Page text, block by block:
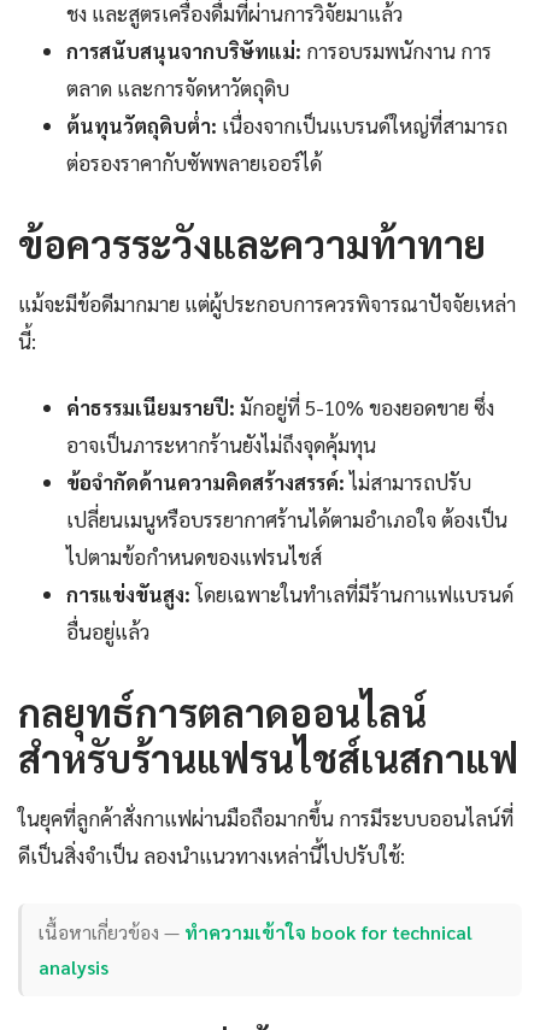
ชง และสูตรเครื่องดื่มที่ผ่านการวิจัยมาแล้ว
การสนับสนุนจากบริษัทแม่: การอบรมพนักงาน การ
ตลาด และการจัดหาวัตถุดิบ
ต้นทุนวัตถุดิบต่ำ: เนื่องจากเป็นแบรนด์ใหญ่ที่สามารถ
ต่อรองราคากับซัพพลายเออร์ได้
ข้อควรระวังและความท้าทาย
แม้จะมีข้อดีมากมาย แต่ผู้ประกอบการควรพิจารณาปัจจัยเหล่า
นี้:
ค่าธรรมเนียมรายปี: มักอยู่ที่ 5-10% ของยอดขาย ซึ่ง
อาจเป็นภาระหากร้านยังไม่ถึงจุดคุ้มทุน
ข้อจำกัดด้านความคิดสร้างสรรค์:ไม่สามารถปรับ
เปลี่ยนเมนูหรือบรรยากาศร้านได้ตามอำเภอใจ ต้องเป็น
ไปตามข้อกำหนดของแฟรนไชส์
การแข่งขันสูง:โดยเฉพาะในทำเลที่มีร้านกาแฟแบรนด์
อื่นอยู่แล้ว
กลยุทธ์การตลาดออนไลน์
สำหรับร้านแฟรนไชส์เนสกาแฟ
ในยุคที่ลูกค้าสั่งกาแฟผ่านมือถือมากขึ้น การมีระบบออนไลน์ที่
ดีเป็นสิ่งจำเป็น ลองนำแนวทางเหล่านี้ไปปรับใช้:
เนื้อหาเกี่ยวข้อง — ทำความเข้าใจ book for technical
analysis